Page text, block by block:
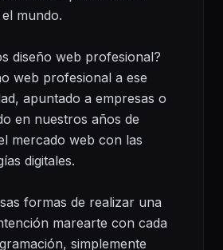
mundo.
diseño web profesional?
web profesional a ese
apuntado a empresas o
en nuestros años de
mercado web con las
digitales.
formas de realizar una
marearte con cada
simplemente